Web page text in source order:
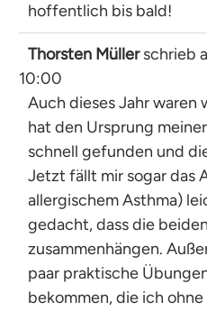
hoffentlich bis bald!
Thorsten Müllerschrieb
10:00
Auch dieses Jahr waren
hat den Ursprung
schnell gefunden und
Jetzt fällt mir sogar das
allergischem Asthma)
gedacht, dass die
zusammenhängen.
paar praktische
bekommen, die ich